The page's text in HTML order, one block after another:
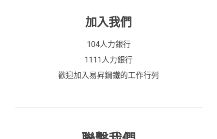
加入我們
104人力銀行
1111人力銀行
歡迎加入易昇鋼鐵的工作行列